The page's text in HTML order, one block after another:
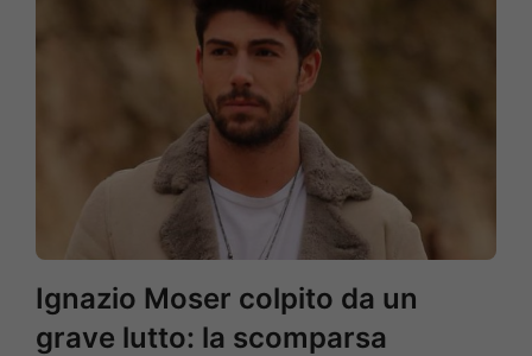
Ignazio Moser colpito da un
grave lutto: la scomparsa